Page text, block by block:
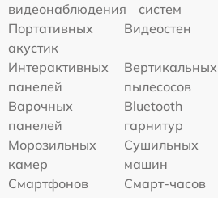
видеонаблюдения
систем
Портативных
акустик
Видеостен
Интерактивных
панелей
Вертикальных
пылесосов
Варочных
панелей
Bluetooth
гарнитур
Морозильных
камер
Сушильных
машин
Смартфонов
Смарт-часов